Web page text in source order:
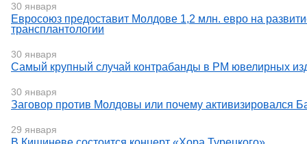
30 января
Евросоюз предоставит Молдове 1,2 млн. евро на
трансплантологии
30 января
Самый крупный случай контрабанды в РМ ювелирных
30 января
Заговор против Молдовы или почему активизировался
29 января